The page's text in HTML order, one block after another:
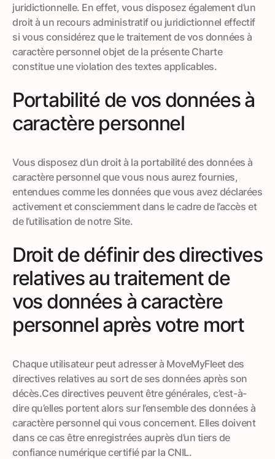
juridictionnelle. En effet, vous disposez également d’un
droit à un recours administratif ou juridictionnel effectif
si vous considérez que le traitement de vos données à
caractère personnel objet de la présente Charte
constitue une violation des textes applicables.
Portabilité de vos données à
caractère personnel
Vous disposez d’un droit à la portabilité des données à
caractère personnel que vous nous aurez fournies,
entendues comme les données que vous avez déclarées
activement et consciemment dans le cadre de l’accès et
de l’utilisation de notre Site.
Droit de définir des directives
relatives au traitement de
vos données à caractère
personnel après votre mort
Chaque utilisateur peut adresser à MoveMyFleet des
directives relatives au sort de ses données après son
décès.Ces directives peuvent être générales, c’est-à-
dire qu’elles portent alors sur l’ensemble des données à
caractère personnel qui vous concernent. Elles doivent
dans ce cas être enregistrées auprès d’un tiers de
confiance numérique certifié par la CNIL.